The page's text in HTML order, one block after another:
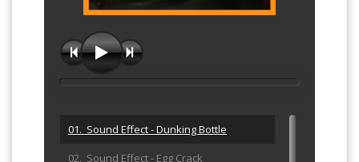
01. Sound Effect - Dunking Bottle
02. Sound Effect - Egg Crack